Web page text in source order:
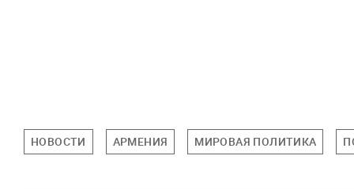
НОВОСТИ АРМЕНИЯ МИРОВАЯ ПОЛИТИКА